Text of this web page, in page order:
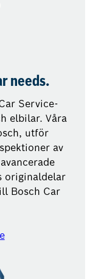
needs.
Service-
elbilar. Våra
utför
av
originaldelar
Bosch Car